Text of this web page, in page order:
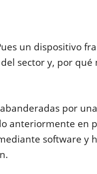
un dispositivo
sector y, por qué
por una
anteriormente en
software y